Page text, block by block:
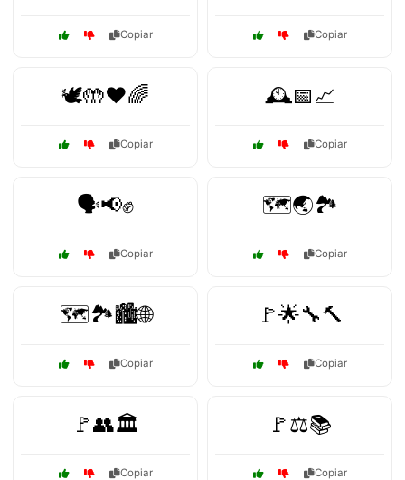
Copiar Copiar
🕊️🤲❤️🌈
Copiar
🕰️📅📈
Copiar
🗣️📢✊
Copiar
🗺️🌏🏞️
Copiar
🗺️🏞️🏙️🌐
Copiar
🚩🌟🔧🔨
Copiar
🚩👥🏛️
Copiar
🚩⚖️📚
Copiar